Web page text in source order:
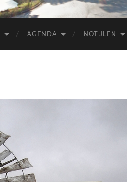
AGENDA NOTULEN